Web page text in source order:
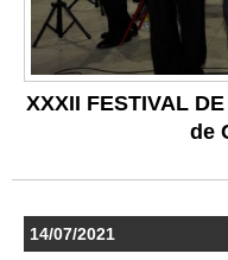
XXXII FESTIVAL
de
14/07/2021